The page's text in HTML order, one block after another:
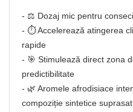
- ⚖️ Dozaj mic pentru
- ⏱️ Accelerează atingerea
rapide
- 🎯 Stimulează direct zona
predictibilitate
- 🌿 Aromele afrodisiace
compoziție sintetice